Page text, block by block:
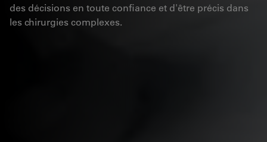
des décisions en toute confiance et d'être précis dans
les chirurgies complexes.